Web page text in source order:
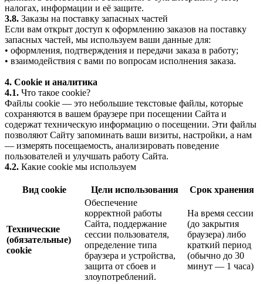
налогах, информации и её защите.
3.8. Заказы на поставку запасных частей
Если вам открыт доступ к оформлению заказов на поставку
запасных частей, мы используем ваши данные для:
• оформления, подтверждения и передачи заказа в работу;
• взаимодействия с вами по вопросам исполнения заказа.
4. Cookie и аналитика
4.1. Что такое cookie?
Файлы cookie — это небольшие текстовые файлы, которые
сохраняются в вашем браузере при посещении Сайта и
содержат техническую информацию о посещении. Эти файлы
позволяют Сайту запоминать ваши визиты, настройки, а нам
— измерять посещаемость, анализировать поведение
пользователей и улучшать работу Сайта.
4.2. Какие cookie мы используем
Вид cookie Цели использования Срок хранения
Технические
(обязательные)
cookie
Обеспечение
корректной работы
Сайта, поддержание
сессии пользователя,
определение типа
браузера и устройства,
защита от сбоев и
злоупотреблений.
На время сессии
(до закрытия
браузера) либо
краткий период
(обычно до 30
минут — 1 часа)